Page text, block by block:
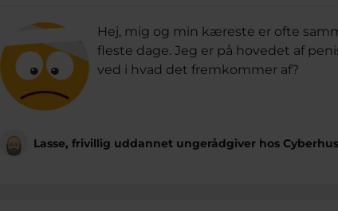
Hej, mig og min kæreste er ofte
fleste dage. Jeg er på hovedet af
ved i hvad det fremkommer af?
Lasse, frivillig uddannet ungerådgiver hos Cyberhus